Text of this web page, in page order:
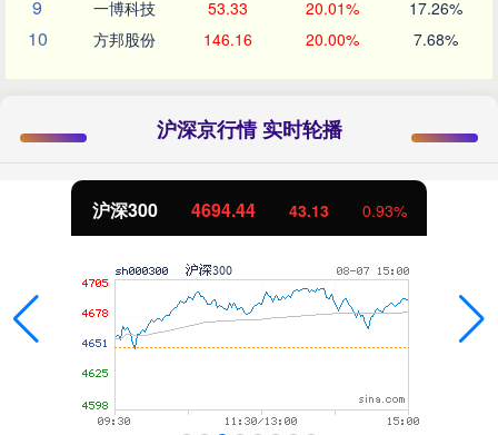
9 一博科技 53.33 20.01% 17.26%
10 方邦股份 146.16 20.00% 7.68%
沪深京行情 实时轮播
沪深300 4694.44 43.13 0.93%